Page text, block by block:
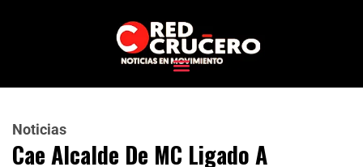
Noticias
Cae Alcalde De MC Ligado A